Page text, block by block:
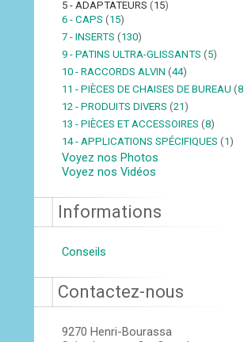
5 - ADAPTATEURS (15)
6 - CAPS (15)
7 - INSERTS (130)
9 - PATINS ULTRA-GLISSANTS (5)
10 - RACCORDS ALVIN (44)
11 - PIÈCES DE CHAISES DE BUREAU (8
12 - PRODUITS DIVERS (21)
13 - PIÈCES ET ACCESSOIRES (8)
14 - APPLICATIONS SPÉCIFIQUES (1)
Voyez nos Photos
Voyez nos Vidéos
Informations
Conseils
Contactez-nous
9270 Henri-Bourassa